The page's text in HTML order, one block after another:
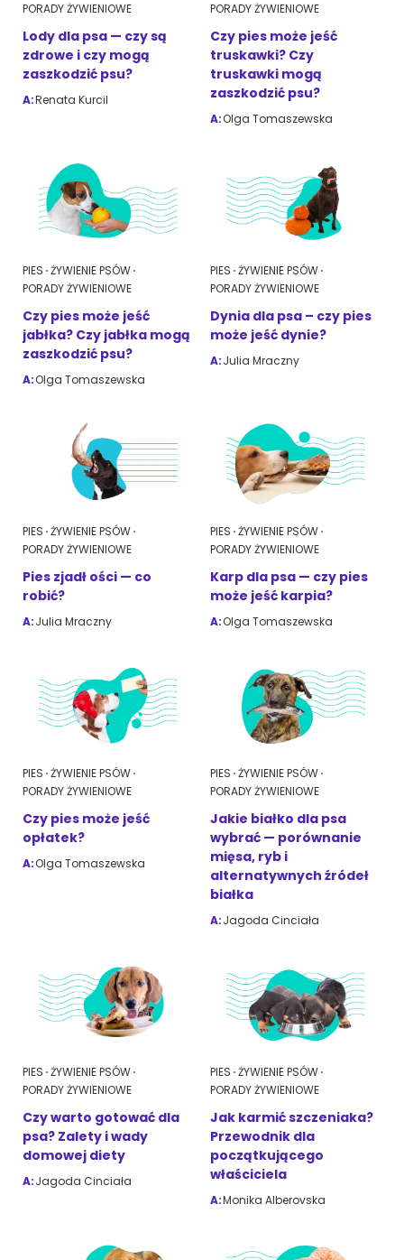
Przyjazne miejsca Adopcje
ZoociaLove News
PORADY ŻYWIENIOWE
Lody dla psa — czy są
zdrowe i czy mogą
zaszkodzić psu?
A:Renata Kurcil
PORADY ŻYWIENIOWE
Czy pies może jeść
truskawki? Czy
truskawki mogą
zaszkodzić psu?
A:Olga Tomaszewska
PIES ŻYWIENIE PSÓW
PORADY ŻYWIENIOWE
Czy pies może jeść
jabłka? Czy jabłka mogą
zaszkodzić psu?
A:Olga Tomaszewska
PIES ŻYWIENIE PSÓW
PORADY ŻYWIENIOWE
Dynia dla psa – czy pies
może jeść dynie?
A:Julia Mraczny
PIES ŻYWIENIE PSÓW
PORADY ŻYWIENIOWE
Pies zjadł ości — co
robić?
A:Julia Mraczny
PIES ŻYWIENIE PSÓW
PORADY ŻYWIENIOWE
Karp dla psa — czy pies
może jeść karpia?
A:Olga Tomaszewska
PIES ŻYWIENIE PSÓW
PORADY ŻYWIENIOWE
Czy pies może jeść
opłatek?
A:Olga Tomaszewska
PIES ŻYWIENIE PSÓW
PORADY ŻYWIENIOWE
Jakie białko dla psa
wybrać — porównanie
mięsa, ryb i
alternatywnych źródeł
białka
A:Jagoda Cinciała
PIES ŻYWIENIE PSÓW
PORADY ŻYWIENIOWE
Czy warto gotować dla
psa? Zalety i wady
domowej diety
A:Jagoda Cinciała
PIES ŻYWIENIE PSÓW
PORADY ŻYWIENIOWE
Jak karmić szczeniaka?
Przewodnik dla
początkującego
właściciela
A:Monika Alberovska